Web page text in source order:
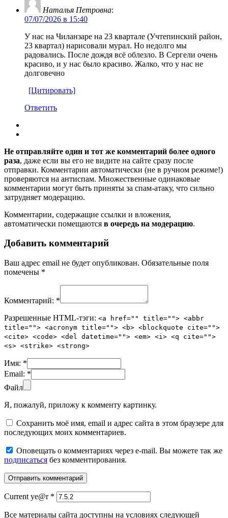
Наталья Петровна:
07/07/2026 в 15:40
У нас на Чиланзаре на 23 квартале (Учтепинский район,
23 квартал) нарисовали мурал. Но недолго мы
радовались. После дождя всё облезло. В Сергели очень
красиво, и у нас было красиво. Жалко, что у нас не
долговечно
[Цитировать]
Ответить
Не отправляйте один и тот же комментарий более одного
раза, даже если вы его не видите на сайте сразу после
отправки. Комментарии автоматически (не в ручном режиме!)
проверяются на антиспам. Множественные одинаковые
комментарии могут быть приняты за спам-атаку, что сильно
затрудняет модерацию.
Комментарии, содержащие ссылки и вложения,
автоматически помещаются в очередь на модерацию.
Добавить комментарий
Ваш адрес email не будет опубликован. Обязательные поля
помечены *
Комментарий: *
Разрешенные HTML-тэги: <a href="" title=""> <abbr
title=""> <acronym title=""> <b> <blockquote cite="">
<cite> <code> <del datetime=""> <em> <i> <q cite="">
<s> <strike> <strong>
Имя: *
Email: *
Файл
Я, пожалуй, приложу к комменту картинку.
Сохранить моё имя, email и адрес сайта в этом браузере для
последующих моих комментариев.
Оповещать о комментариях через e-mail. Вы можете так же
подписаться без комментирования.
Current ye@r *
Все материалы сайта доступны на условиях следующей